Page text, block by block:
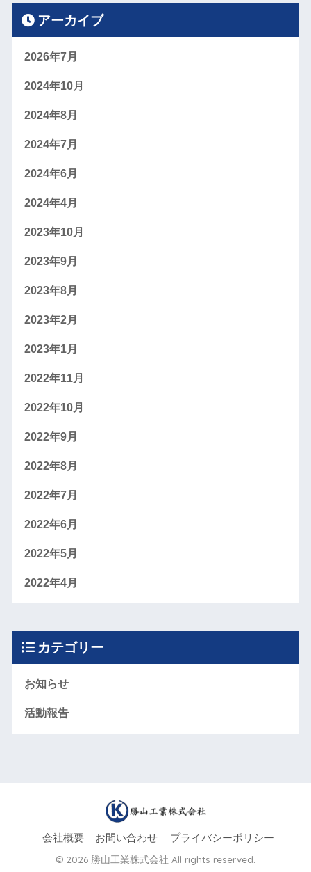
アーカイブ
2026年7月
2024年10月
2024年8月
2024年7月
2024年6月
2024年4月
2023年10月
2023年9月
2023年8月
2023年2月
2023年1月
2022年11月
2022年10月
2022年9月
2022年8月
2022年7月
2022年6月
2022年5月
2022年4月
カテゴリー
お知らせ
活動報告
会社概要 お問い合わせ プライバシーポリシー
© 2026 勝山工業株式会社 All rights reserved.